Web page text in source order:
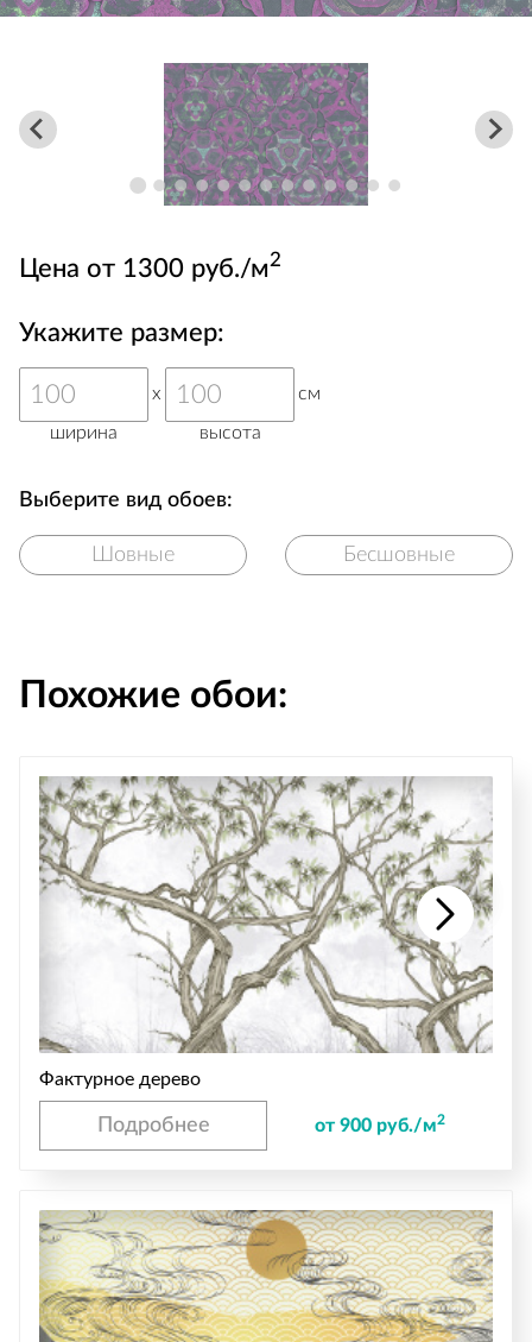
Цена от 1300 руб./м2
Укажите размер:
ширина
x
высота
см
Выберите вид обоев:
Шовные Бесшовные
Похожие обои:
Фактурное дерево
Подробнее от 900 руб./м2